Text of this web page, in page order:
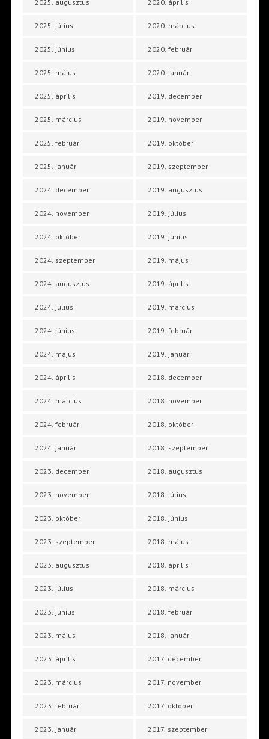
2025. augusztus
2025. július
2025. június
2025. május
2025. április
2025. március
2025. február
2025. január
2024. december
2024. november
2024. október
2024. szeptember
2024. augusztus
2024. július
2024. június
2024. május
2024. április
2024. március
2024. február
2024. január
2023. december
2023. november
2023. október
2023. szeptember
2023. augusztus
2023. július
2023. június
2023. május
2023. április
2023. március
2023. február
2023. január
2020. április
2020. március
2020. február
2020. január
2019. december
2019. november
2019. október
2019. szeptember
2019. augusztus
2019. július
2019. június
2019. május
2019. április
2019. március
2019. február
2019. január
2018. december
2018. november
2018. október
2018. szeptember
2018. augusztus
2018. július
2018. június
2018. május
2018. április
2018. március
2018. február
2018. január
2017. december
2017. november
2017. október
2017. szeptember